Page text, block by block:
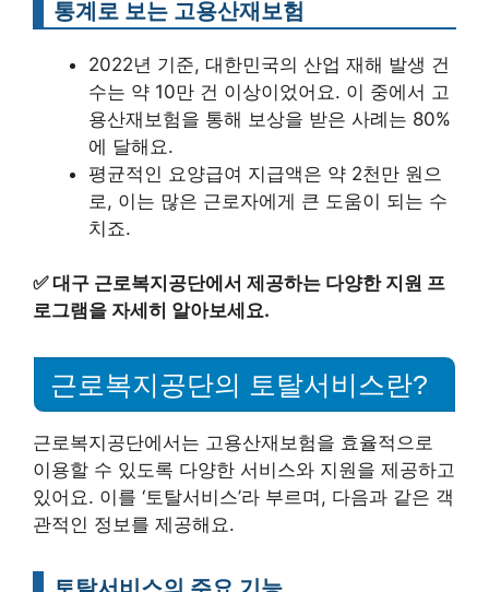
통계로 보는 고용산재보험
2022년 기준, 대한민국의 산업 재해 발생 건
수는 약 10만 건 이상이었어요. 이 중에서 고
용산재보험을 통해 보상을 받은 사례는 80%
에 달해요.
평균적인 요양급여 지급액은 약 2천만 원으
로, 이는 많은 근로자에게 큰 도움이 되는 수
치죠.
✅대구 근로복지공단에서 제공하는 다양한 지원 프
로그램을 자세히 알아보세요.
근로복지공단의 토탈서비스란?
근로복지공단에서는 고용산재보험을 효율적으로
이용할 수 있도록 다양한 서비스와 지원을 제공하고
있어요. 이를 ‘토탈서비스’라 부르며, 다음과 같은 객
관적인 정보를 제공해요.